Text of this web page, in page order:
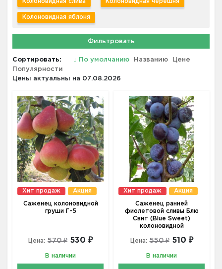
Колоновидная слива Колоновидная черешня
Колоновидная яблоня
Фильтровать
Сортировать: ↓ По умолчанию Названию
Цене
Популярности
Цены актуальны на 07.08.2026
Хит продаж Акция
Саженец колоновидной
груши Г-5
Цена: 570 ₽ 530 ₽
В наличии
Хит продаж Акция
Саженец ранней
фиолетовой сливы Блю
Свит (Blue Sweet)
колоновидной
Цена: 550 ₽ 510 ₽
В наличии